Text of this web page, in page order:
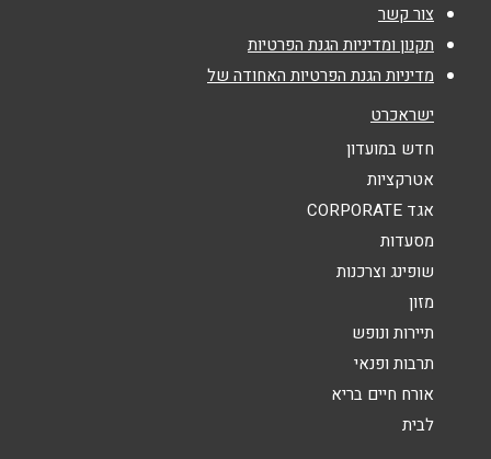
נושא*
אנא חזרו אלי בקשר ל...
צור קשר
תקנון ומדיניות הגנת הפרטיות
מדיניות הגנת הפרטיות האחודה של
ישראכרט
חדש במועדון
אטרקציות
אגד CORPORATE
מסעדות
שופינג וצרכנות
מזון
תיירות ונופש
תרבות ופנאי
אורח חיים בריא
לבית